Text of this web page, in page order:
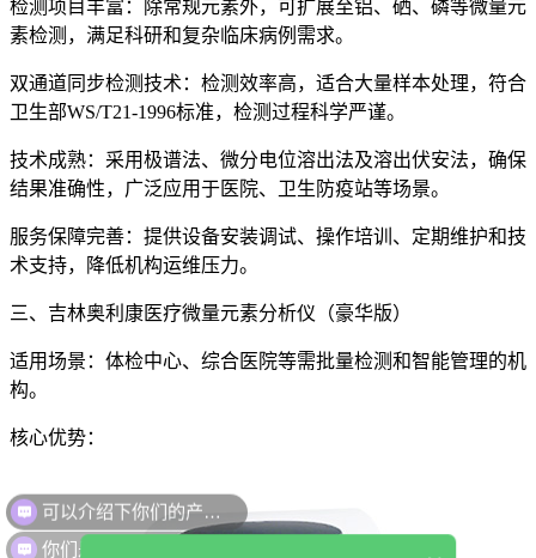
检测项目丰富：除常规元素外，可扩展至铝、硒、磷等微量元
素检测，满足科研和复杂临床病例需求。
双通道同步检测技术：检测效率高，适合大量样本处理，符合
卫生部WS/T21-1996标准，检测过程科学严谨。
技术成熟：采用极谱法、微分电位溶出法及溶出伏安法，确保
结果准确性，广泛应用于医院、卫生防疫站等场景。
服务保障完善：提供设备安装调试、操作培训、定期维护和技
术支持，降低机构运维压力。
三、 吉林奥利康医疗微量元素分析仪（豪华版）
适用场景：体检中心、综合医院等需批量检测和智能管理的机
构。
核心优势：
你们是怎么收费的呢